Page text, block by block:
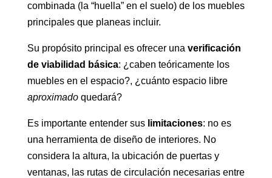
combinada (la “huella” en el suelo) de los muebles
principales que planeas incluir.
Su propósito principal es ofrecer una verificación
de viabilidad básica: ¿caben teóricamente los
muebles en el espacio?, ¿cuánto espacio libre
aproximadoquedará?
Es importante entender sus limitaciones: no es
una herramienta de diseño de interiores. No
considera la altura, la ubicación de puertas y
ventanas, las rutas de circulación necesarias entre